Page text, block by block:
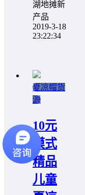
湖地摊新
产品
2019-3-18
23:22:34
夏凉帽货
源
10元
模式
精品
儿童